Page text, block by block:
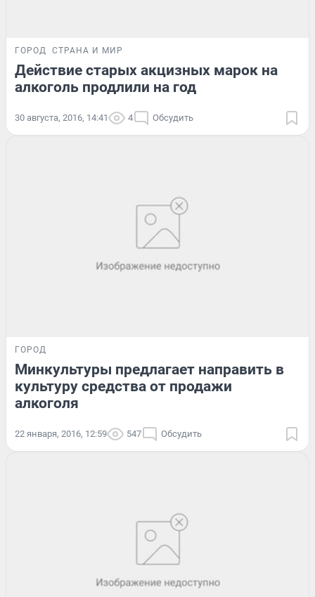
ГОРОД СТРАНА И МИР
Действие старых акцизных марок на
алкоголь продлили на год
30 августа, 2016, 14:41 4 Обсудить
ГОРОД
Минкультуры предлагает направить в
культуру средства от продажи
алкоголя
22 января, 2016, 12:59 547 Обсудить